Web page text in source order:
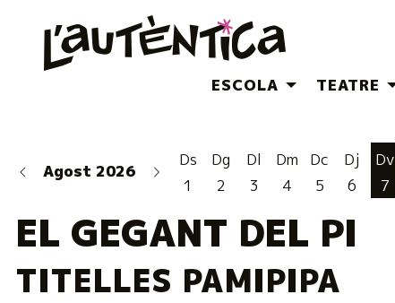
ESCOLA TEATRE
Agost 2026
Ds
1
Dg
2
Dl
3
Dm
4
Dc
5
Dj
6
Dv
7
EL GEGANT DEL PI
TITELLES PAMIPIPA